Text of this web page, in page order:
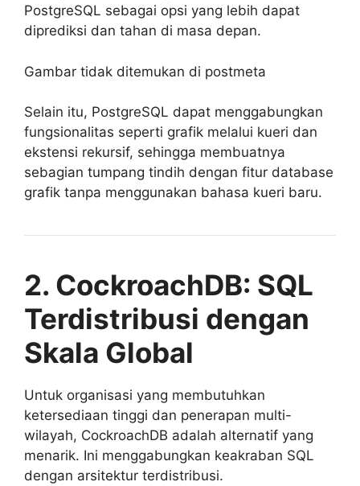
PostgreSQL sebagai opsi yang lebih dapat
diprediksi dan tahan di masa depan.
Gambar tidak ditemukan di postmeta
Selain itu, PostgreSQL dapat menggabungkan
fungsionalitas seperti grafik melalui kueri dan
ekstensi rekursif, sehingga membuatnya
sebagian tumpang tindih dengan fitur database
grafik tanpa menggunakan bahasa kueri baru.
2. CockroachDB: SQL
Terdistribusi dengan
Skala Global
Untuk organisasi yang membutuhkan
ketersediaan tinggi dan penerapan multi-
wilayah, CockroachDB adalah alternatif yang
menarik. Ini menggabungkan keakraban SQL
dengan arsitektur terdistribusi.